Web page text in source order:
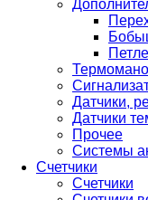
Датчики,
Датчики
Прочее
Системы
Счетчики
Счетчики